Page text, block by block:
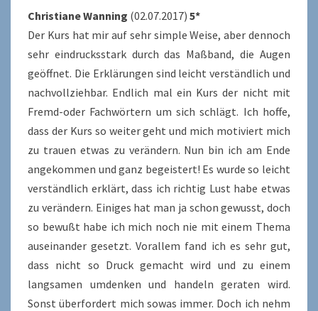
Christiane Wanning (02.07.2017) 5*
Der Kurs hat mir auf sehr simple Weise, aber dennoch
sehr eindrucksstark durch das Maßband, die Augen
geöffnet. Die Erklärungen sind leicht verständlich und
nachvollziehbar. Endlich mal ein Kurs der nicht mit
Fremd-oder Fachwörtern um sich schlägt. Ich hoffe,
dass der Kurs so weiter geht und mich motiviert mich
zu trauen etwas zu verändern. Nun bin ich am Ende
angekommen und ganz begeistert! Es wurde so leicht
verständlich erklärt, dass ich richtig Lust habe etwas
zu verändern. Einiges hat man ja schon gewusst, doch
so bewußt habe ich mich noch nie mit einem Thema
auseinander gesetzt. Vorallem fand ich es sehr gut,
dass nicht so Druck gemacht wird und zu einem
langsamen umdenken und handeln geraten wird.
Sonst überfordert mich sowas immer. Doch ich nehm